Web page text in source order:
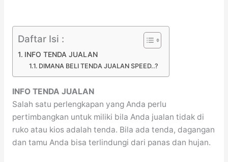
Daftar Isi :
INFO TENDA JUALAN
DIMANA BELI TENDA JUALAN SPEED..?
INFO TENDA JUALAN
Salah satu perlengkapan yang Anda perlu
pertimbangkan untuk miliki bila Anda jualan tidak di
ruko atau kios adalah tenda. Bila ada tenda, dagangan
dan tamu Anda bisa terlindungi dari panas dan hujan.